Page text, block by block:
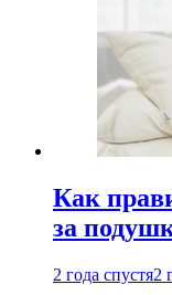
Как
за
2 года спустя2